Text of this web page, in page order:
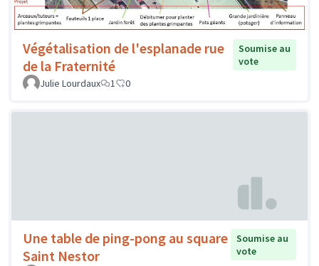
Végétalisation de l'esplanade rue
de la Fraternité
Soumise au
vote
Julie Lourdaux
1 0
Une table de ping-pong au square
Saint Nestor
Soumise au
vote